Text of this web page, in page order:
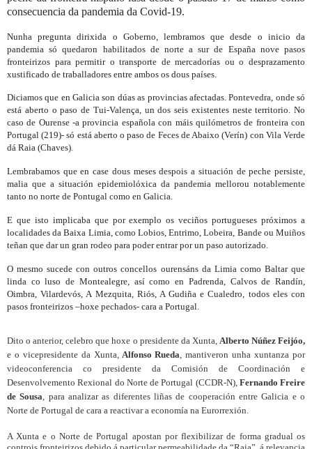
consecuencia da pandemia da Covid-19.
Nunha pregunta dirixida o Goberno, lembramos que desde o inicio da
pandemia só quedaron habilitados de norte a sur de España nove pasos
fronteirizos para permitir o transporte de mercadorías ou o desprazamento
xustificado de traballadores entre ambos os dous países.
Diciamos que en Galicia son dúas as provincias afectadas. Pontevedra, onde só
está aberto o paso de Tui-Valença, un dos seis existentes neste territorio. No
caso de Ourense -a provincia española con máis quilómetros de fronteira con
Portugal (219)- só está aberto o paso de Feces de Abaixo (Verín) con Vila Verde
dá Raia (Chaves).
Lembrabamos que en case dous meses despois a situación de peche persiste,
malia que a situación epidemiolóxica da pandemia mellorou notablemente
tanto no norte de Pontugal como en Galicia.
E que isto implicaba que por exemplo os veciños portugueses próximos a
localidades da Baixa Limia, como Lobios, Entrimo, Lobeira, Bande ou Muiños
teñan que dar un gran rodeo para poder entrar por un paso autorizado.
O mesmo sucede con outros concellos ourensáns da Limia como Baltar que
linda co luso de Montealegre, así como en Padrenda, Calvos de Randín,
Oimbra, Vilardevós, A Mezquita, Riós, A Gudiña e Cualedro, todos eles con
pasos fronteirizos –hoxe pechados- cara a Portugal.
Dito o anterior, celebro que hoxe o presidente da Xunta, Alberto Núñez Feijóo,
e o vicepresidente da Xunta, Alfonso Rueda , mantiveron unha xuntanza por
videoconferencia co presidente da Comisión de Coordinación e
Desenvolvemento Rexional do Norte de Portugal (CCDR-N), Fernando Freire
de Sousa , para analizar as diferentes liñas de cooperación entre Galicia e o
Norte de Portugal de cara a reactivar a economía na Eurorrexión.
A Xunta e o Norte de Portugal apostan por flexibilizar de forma gradual os